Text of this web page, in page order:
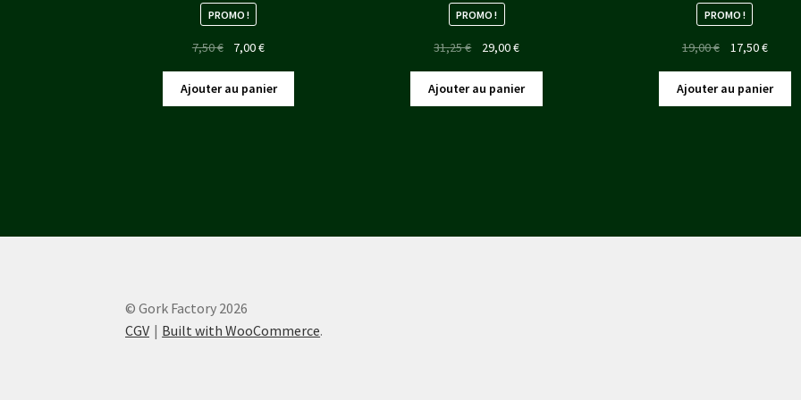
PROMO !
7,50€
Le
initial
était :
7,00€Le
actuel
est :
Ajouter au panier
PROMO !
31,25€
Le
initial
était :
29,00€Le
actuel
est :
Ajouter au panier
PROMO !
19,00€
Le
initial
était :
17,50€Le
actuel
est :
Ajouter au panier
© Gork Factory 2026
CGV
Built with WooCommerce.